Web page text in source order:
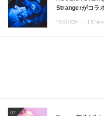
Strangerがコラ
FASHION ・
07